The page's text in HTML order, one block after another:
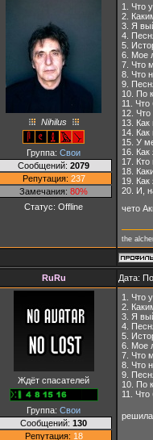
Nihilus
Группа: Свои
Сообщений: 2079
Репутация: 237
Замечания: 80%
Статус: Offline
1. Что
2.
3. Я
4.
5.
6. Мое
7. Что
8. Что
9.
10. По
11. Что
12.
13.
14.
15. У
16. Как
17.
18.
19.
20. И,
чето
the
RuRu Дата:
Ждёт спасателей
Группа: Свои
Сообщений: 130
Репутация: 18
1. Что
2.
3. Я
4.
5.
6. Мое
7. Что
8. Что
9.
10. По
11. Что